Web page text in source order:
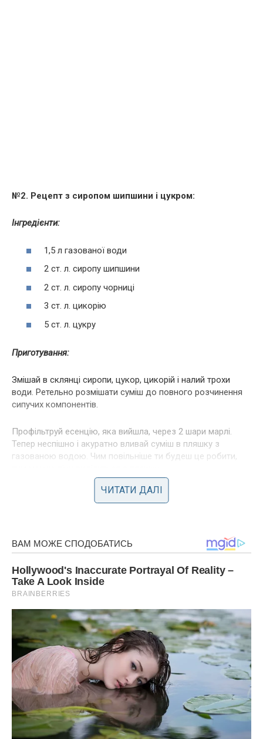
№2. Рецепт з сиропом шипшини і цукром:
Інгредієнти:
1,5 л газованої води
2 ст. л. сиропу шипшини
2 ст. л. сиропу чорниці
3 ст. л. цикорію
5 ст. л. цукру
Приготування:
Змішай в склянці сиропи, цукор, цикорій і налий трохи
води. Ретельно розмішати суміш до повного розчинення
сипучих компонентів.
Профільтруй есенцію, яка вийшла, через 2 шари марлі.
Тепер неспішно і акуратно вливай суміш в пляшку з
газованою водою. Чим повільніше ти будеш це робити,
Готово, наша корисна домашня «Кока-кола» готова!
ЧИТАТИ ДАЛІ